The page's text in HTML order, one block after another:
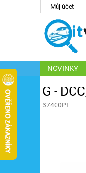
Můj účet
NOVINKY
G -
37400PI